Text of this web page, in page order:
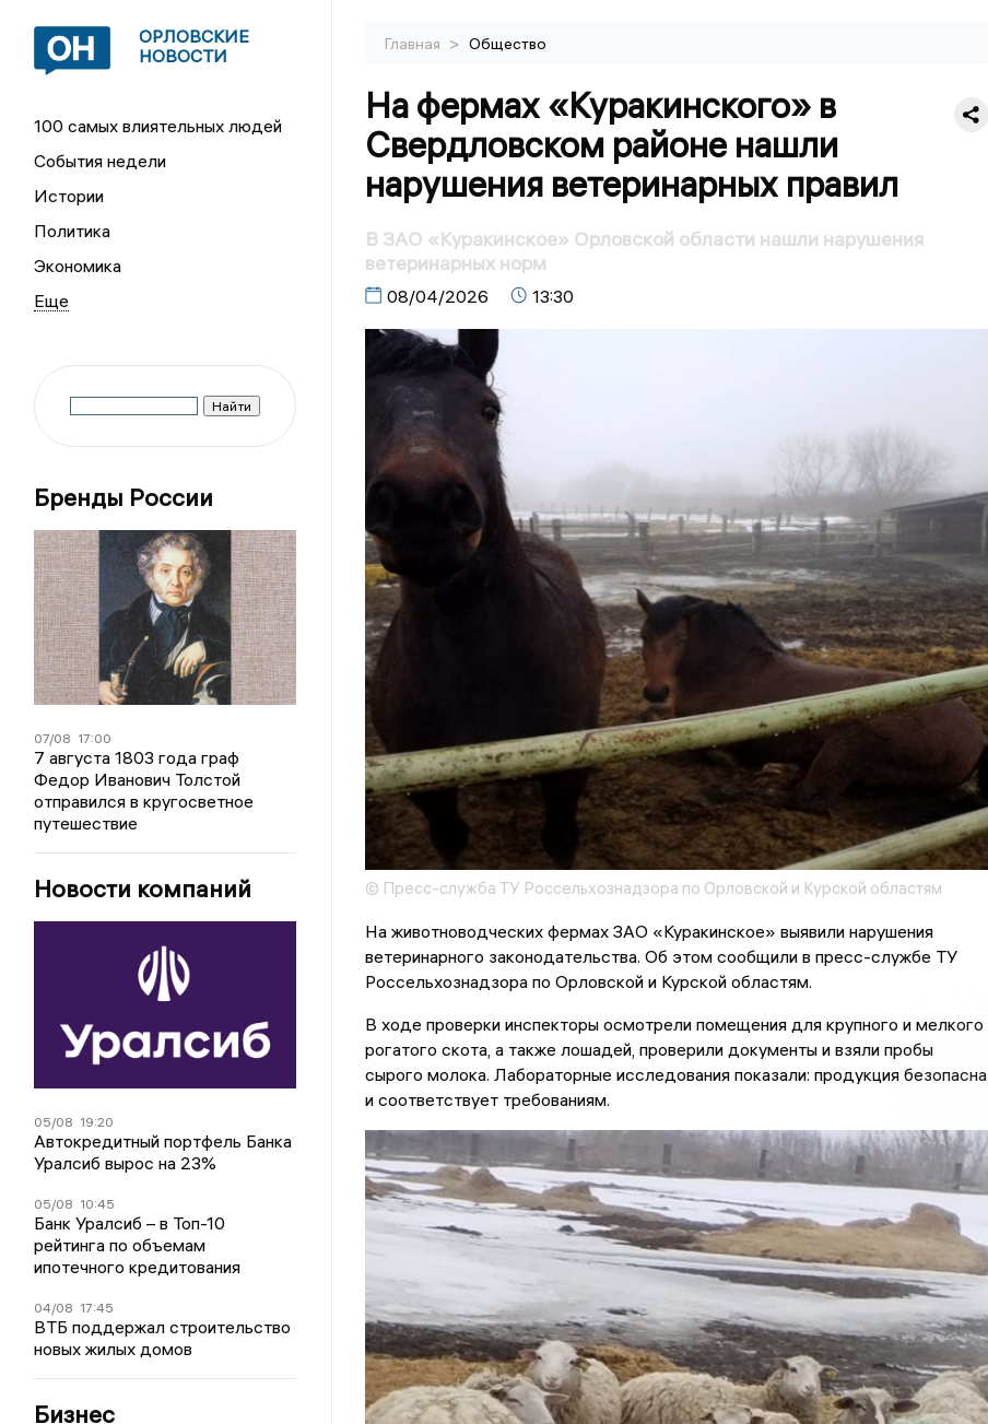
ОРЛОВСКИЕ
НОВОСТИ
100 самых влиятельных людей
События недели
Истории
Политика
Экономика
Бренды России
07/08 17:00
7 августа 1803 года граф
Федор Иванович Толстой
отправился в кругосветное
путешествие
Новости компаний
05/08 19:20
Автокредитный портфель Банка
Уралсиб вырос на 23%
05/08 10:45
Банк Уралсиб – в Топ-10
рейтинга по объемам
ипотечного кредитования
04/08 17:45
ВТБ поддержал строительство
новых жилых домов
Бизнес
Главная > Общество
На фермах «Куракинского» в
Свердловском районе нашли
нарушения ветеринарных правил
В ЗАО «Куракинское» Орловской области нашли нарушения
ветеринарных норм
08/04/2026 13:30
© Пресс-служба ТУ Россельхознадзора по Орловской и Курской областям
На животноводческих фермах ЗАО «Куракинское» выявили нарушения
ветеринарного законодательства. Об этом сообщили в пресс-службе ТУ
Россельхознадзора по Орловской и Курской областям.
В ходе проверки инспекторы осмотрели помещения для крупного и мелкого
рогатого скота, а также лошадей, проверили документы и взяли пробы
сырого молока. Лабораторные исследования показали: продукция безопасна
и соответствует требованиям.